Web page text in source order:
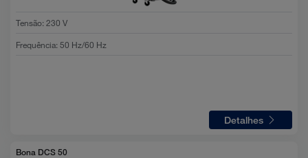
Tensão:230 V
Frequência:50 Hz/60 Hz
Detalhes
Bona DCS 50